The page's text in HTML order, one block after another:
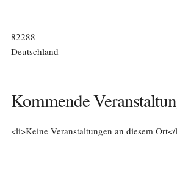
82288
Deutschland
Kommende
<li>Keine Veranstaltungen an diesem